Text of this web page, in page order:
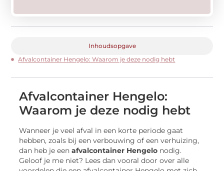
Inhoudsopgave
Afvalcontainer Hengelo: Waarom je deze nodig hebt
Afvalcontainer Hengelo:
Waarom je deze nodig hebt
Wanneer je veel afval in een korte periode gaat
hebben, zoals bij een verbouwing of een verhuizing,
dan heb je eenafvalcontainer Hengelo nodig.
Geloof je me niet? Lees dan vooral door over alle